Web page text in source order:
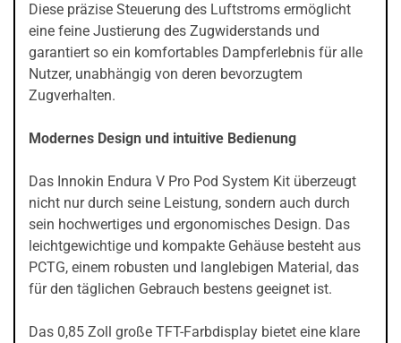
Diese präzise Steuerung des Luftstroms ermöglicht
eine feine Justierung des Zugwiderstands und
garantiert so ein komfortables Dampferlebnis für alle
Nutzer, unabhängig von deren bevorzugtem
Zugverhalten.
Modernes Design und intuitive Bedienung
Das Innokin Endura V Pro Pod System Kit überzeugt
nicht nur durch seine Leistung, sondern auch durch
sein hochwertiges und ergonomisches Design. Das
leichtgewichtige und kompakte Gehäuse besteht aus
PCTG, einem robusten und langlebigen Material, das
für den täglichen Gebrauch bestens geeignet ist.
Das 0,85 Zoll große TFT-Farbdisplay bietet eine klare